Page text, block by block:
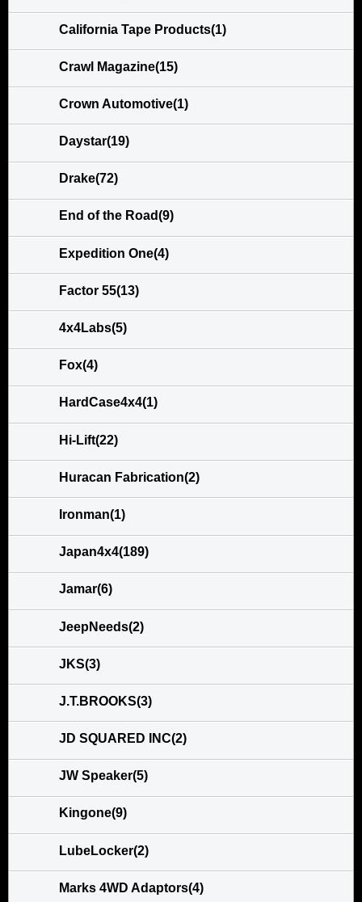
California Tape Products(1)
Crawl Magazine(15)
Crown Automotive(1)
Daystar(19)
Drake(72)
End of the Road(9)
Expedition One(4)
Factor 55(13)
4x4Labs(5)
Fox(4)
HardCase4x4(1)
Hi-Lift(22)
Huracan Fabrication(2)
Ironman(1)
Japan4x4(189)
Jamar(6)
JeepNeeds(2)
JKS(3)
J.T.BROOKS(3)
JD SQUARED INC(2)
JW Speaker(5)
Kingone(9)
LubeLocker(2)
Marks 4WD Adaptors(4)